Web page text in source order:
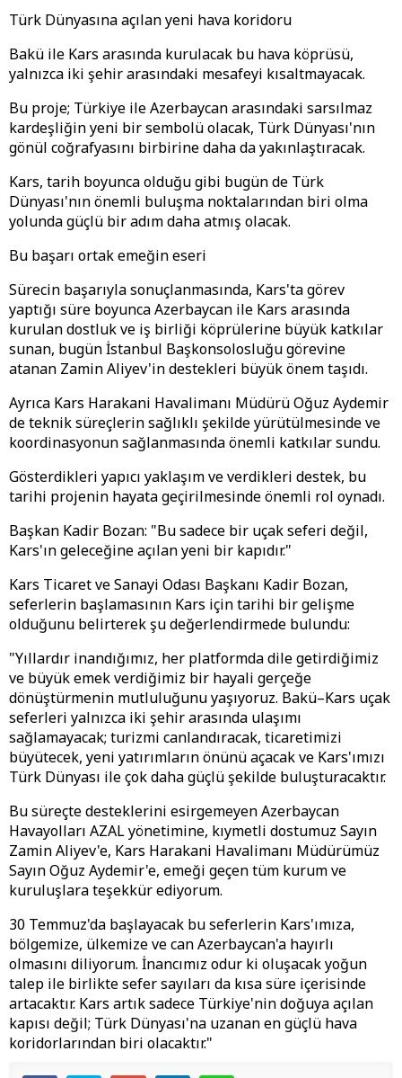
Türk Dünyasına açılan yeni hava koridoru
Bakü ile Kars arasında kurulacak bu hava köprüsü,
yalnızca iki şehir arasındaki mesafeyi kısaltmayacak.
Bu proje; Türkiye ile Azerbaycan arasındaki sarsılmaz
kardeşliğin yeni bir sembolü olacak, Türk Dünyası'nın
gönül coğrafyasını birbirine daha da yakınlaştıracak.
Kars, tarih boyunca olduğu gibi bugün de Türk
Dünyası'nın önemli buluşma noktalarından biri olma
yolunda güçlü bir adım daha atmış olacak.
Bu başarı ortak emeğin eseri
Sürecin başarıyla sonuçlanmasında, Kars'ta görev
yaptığı süre boyunca Azerbaycan ile Kars arasında
kurulan dostluk ve iş birliği köprülerine büyük katkılar
sunan, bugün İstanbul Başkonsolosluğu görevine
atanan Zamin Aliyev'in destekleri büyük önem taşıdı.
Ayrıca Kars Harakani Havalimanı Müdürü Oğuz Aydemir
de teknik süreçlerin sağlıklı şekilde yürütülmesinde ve
koordinasyonun sağlanmasında önemli katkılar sundu.
Gösterdikleri yapıcı yaklaşım ve verdikleri destek, bu
tarihi projenin hayata geçirilmesinde önemli rol oynadı.
Başkan Kadir Bozan: "Bu sadece bir uçak seferi değil,
Kars'ın geleceğine açılan yeni bir kapıdır."
Kars Ticaret ve Sanayi Odası Başkanı Kadir Bozan,
seferlerin başlamasının Kars için tarihi bir gelişme
olduğunu belirterek şu değerlendirmede bulundu:
"Yıllardır inandığımız, her platformda dile getirdiğimiz
ve büyük emek verdiğimiz bir hayali gerçeğe
dönüştürmenin mutluluğunu yaşıyoruz. Bakü–Kars uçak
seferleri yalnızca iki şehir arasında ulaşımı
sağlamayacak; turizmi canlandıracak, ticaretimizi
büyütecek, yeni yatırımların önünü açacak ve Kars'ımızı
Türk Dünyası ile çok daha güçlü şekilde buluşturacaktır.
Bu süreçte desteklerini esirgemeyen Azerbaycan
Havayolları AZAL yönetimine, kıymetli dostumuz Sayın
Zamin Aliyev'e, Kars Harakani Havalimanı Müdürümüz
Sayın Oğuz Aydemir'e, emeği geçen tüm kurum ve
kuruluşlara teşekkür ediyorum.
30 Temmuz'da başlayacak bu seferlerin Kars'ımıza,
bölgemize, ülkemize ve can Azerbaycan'a hayırlı
olmasını diliyorum. İnancımız odur ki oluşacak yoğun
talep ile birlikte sefer sayıları da kısa süre içerisinde
artacaktır. Kars artık sadece Türkiye'nin doğuya açılan
kapısı değil; Türk Dünyası'na uzanan en güçlü hava
koridorlarından biri olacaktır."